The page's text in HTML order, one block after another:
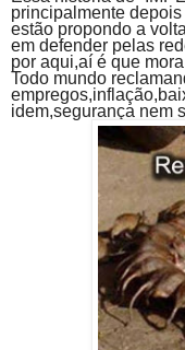
principalmente
estão propondo a
em defender pelas
por aqui,aí é que
Todo mundo
idem,segurança nem